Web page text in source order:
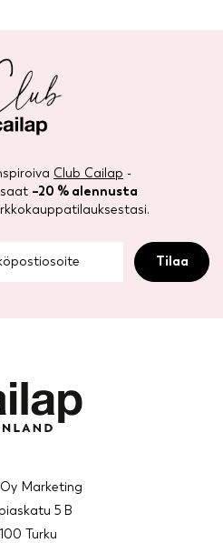
Club Cailap -
–20 % alennusta
Marketing
5 B
Turku